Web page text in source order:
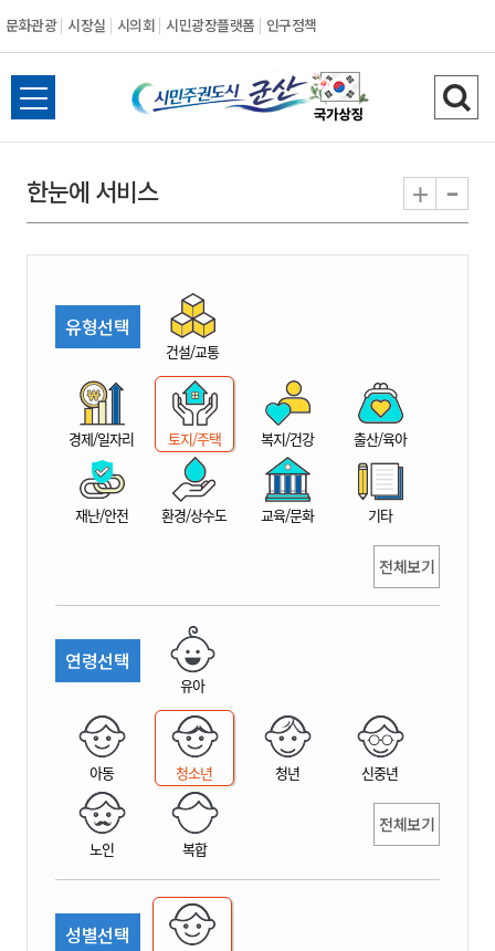
문화관광 시장실 시의회 시민광장플랫폼 인구정책
시
민
권
시
산
전
체
뉴
열
검
색
기
한눈에 서비스 + -
유형선택
건설/교통
경제/일자리 토지/주택 복지/건강 출산/육아
재난/안전 환경/상수도 교육/문화 기타
전체보기
연령선택
유아
아동 청소년 청년 신중년
노인 복합
전체보기
성별선택